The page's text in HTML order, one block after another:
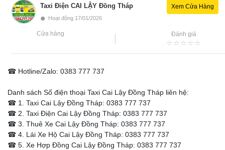
Taxi Điện CAI LẬY Đồng Tháp Xem Cửa Hàng
• Hoạt động 17/01/2026
Cửa hàng Đánh giá
☎ Hotline/Zalo: 0383 777 737
Danh sách Số điện thoại Taxi Cai Lậy Đồng Tháp liên hệ:
☎ 1. Taxi Cai Lậy Đồng Tháp: 0383 777 737
☎ 2. Taxi Điện Cai Lậy Đồng Tháp: 0383 777 737
☎ 3. Thuê Xe Cai Lậy Đồng Tháp: 0383 777 737
☎ 4. Lái Xe Hộ Cai Lậy Đồng Tháp: 0383 777 737
☎ 5. Xe Hợp Đồng Cai Lậy Đồng Tháp: 0383 777 737